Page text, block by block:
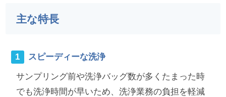
主な特長
スピーディーな洗浄
サンプリング前や洗浄バッグ数が多くたまった時
でも洗浄時間が早いため、洗浄業務の負担を軽減